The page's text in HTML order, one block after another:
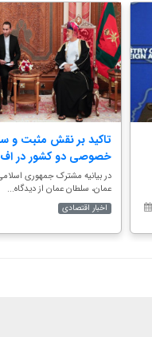
تاکید بر نقش مثبت و
خصوصی دو کشور در
در بیانیه مشترک جمهوری
عمان، سلطان عمان از دیدگاه...
اخبار اقتصادی